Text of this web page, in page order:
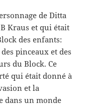
de Ditta
Kraus et qui était
des enfants:
pinceaux et des
du Block. Ce
qui était donné à
et la
dans un monde